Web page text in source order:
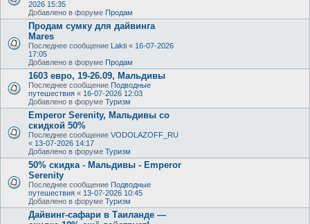
2026 15:35
Добавлено в форуме Продам
Продам сумку для дайвинга
Mares
Последнее сообщение Lakti « 16-07-2026
17:05
Добавлено в форуме Продам
1603 евро, 19-26.09, Мальдивы
Последнее сообщение Подводные
путешествия « 16-07-2026 12:03
Добавлено в форуме Туризм
Emperor Serenity, Мальдивы со
скидкой 50%
Последнее сообщение VODOLAZOFF_RU
« 13-07-2026 14:17
Добавлено в форуме Туризм
50% скидка - Мальдивы - Emperor
Serenity
Последнее сообщение Подводные
путешествия « 13-07-2026 10:45
Добавлено в форуме Туризм
Дайвинг-сафари в Таиланде —